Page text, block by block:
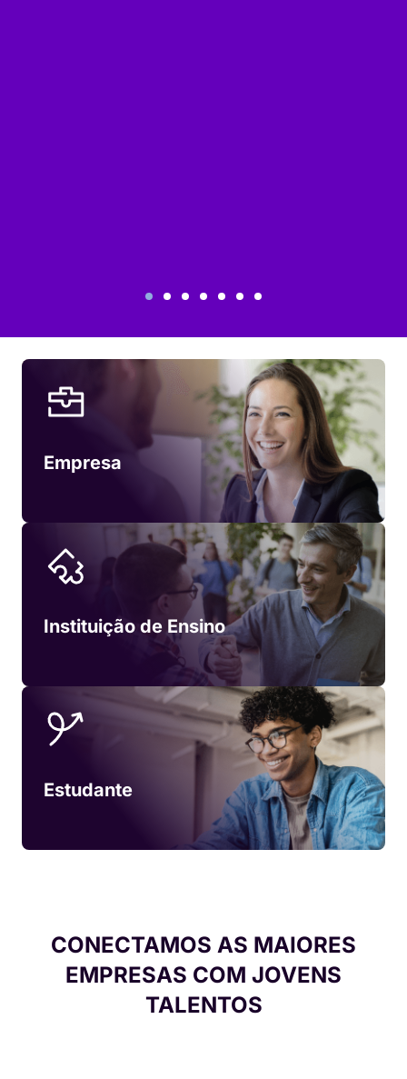
Empresa
Instituição de Ensino
Estudante
CONECTAMOS AS MAIORES
EMPRESAS COM JOVENS
TALENTOS